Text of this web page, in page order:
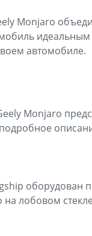
Monjaro
автомобиле.
Monjaro
оборудован
лобовом